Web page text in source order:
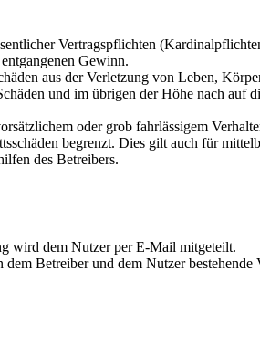
Vertragspflichten
Gewinn.
aus der Verletzung von Leben,
und im übrigen der Höhe nach auf
oder grob fahrlässigem
begrenzt. Dies gilt auch für
des Betreibers.
wird dem Nutzer per E-Mail mitgeteilt.
Betreiber und dem Nutzer